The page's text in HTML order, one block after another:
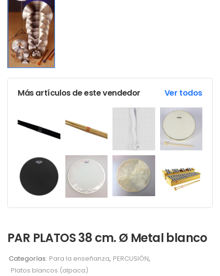
Más artículos de este vendedor Ver todos
PAR PLATOS 38 cm. Ø Metal blanco
Categorías: Para la enseñanza, PERCUSIÓN,
Platos blancos (alpaca)